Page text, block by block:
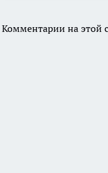
Комментарии на этой